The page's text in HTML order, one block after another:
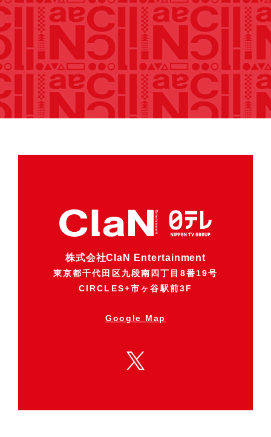
株式会社ClaN Entertainment
東京都千代田区九段南四丁目8番19号
CIRCLES+市ヶ谷駅前3F
Google Map